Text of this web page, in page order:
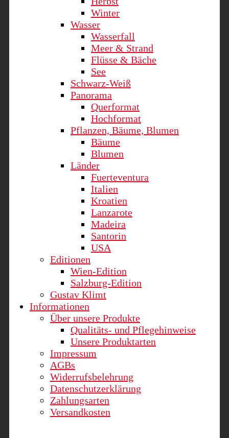
Winter
Wasser
Wasserfall
Meer & Strand
Flüsse & Bäche
See
Schwarz-Weiß
Panorama
Querformat
Hochformat
Pflanzen, Bäume, Blumen
Bäume
Blumen
Länder
Fuerteventura
Italien
Kroatien
Lanzarote
Madeira
Santorin
USA
Editionen
Wien-Edition
Salzburg-Edition
Gustav Klimt
Informationen
Über unsere Produkte
Qualitäts- und Pflegehinweise
Unsere Produktarten
Impressum
AGBs
Widerrufsbelehrung
Datenschutzerklärung
Zahlungsarten
Versandkosten